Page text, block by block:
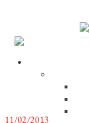
11/02/2013